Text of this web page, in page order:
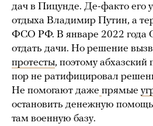
дач в Пицунде. Де-факто его
отдыха Владимир Путин, а
ФСО РФ. В январе 2022 года
отдать дачи. Но решение
протесты, поэтому абхазский
пор не ратифицировал
Не помогают даже прямые
остановить денежную
там военную базу.